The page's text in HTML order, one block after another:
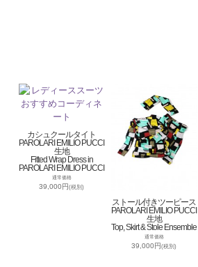
カシュクールタイト
PAROLARI EMILIO PUCCI
生地
Fitted Wrap Dress in
PAROLARI EMILIO PUCCI
通常価格
39,000円(税別)
ストール付きツーピース
PAROLARI EMILIO PUCCI
生地
Top, Skirt & Stole Ensemble
通常価格
39,000円(税別)